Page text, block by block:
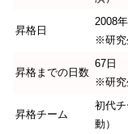
昇格日
2008
※研究
昇格までの日数
67日
※研究
昇格チーム
初代
動）